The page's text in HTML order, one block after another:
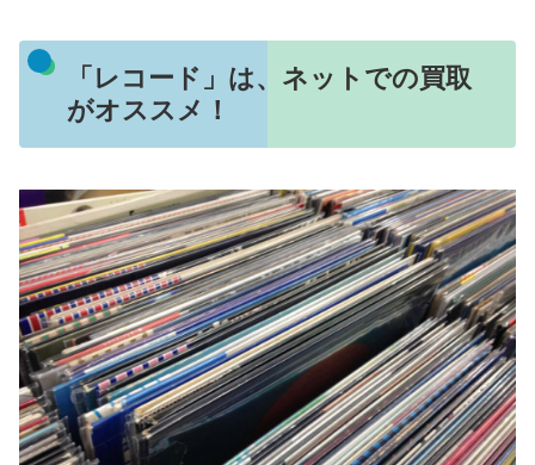
「レコード」は、ネットでの買取
がオススメ！